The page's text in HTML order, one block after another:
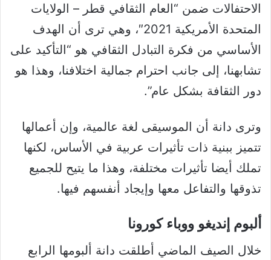
الاحتفالات ضمن “العام الثقافي قطر – الولايات
المتحدة الأمريكية 2021″، وهي ترى أن الهدف
الأساسي من فكرة التبادل الثقافي هو “التأكيد على
تشابهنا، إلى جانب احترام جمالية اختلافنا، وهذا هو
دور الثقافة بشكل عام”.
وترى دانة أن الموسيقى لغة عالمية، وإن أعمالها
تتميز ببنية ذات تأثيرات عربية في الأساس، لكنها
تملك أيضا تأثيرات مختلفة، وهذا ما يتيح للجميع
تذوقها والتفاعل معها وإيجاد أنفسهم فيها.
ألبوم إنديغو ووباء كورونا
خلال الصيف الماضي أطلقت دانة ألبومها الرابع